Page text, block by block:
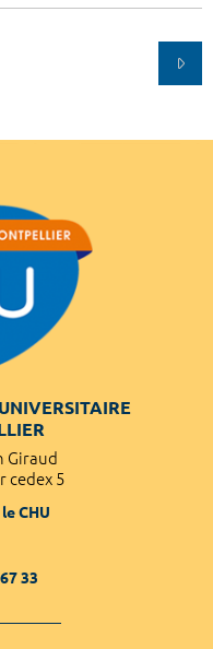
Giraud
cedex 5
CHU
33